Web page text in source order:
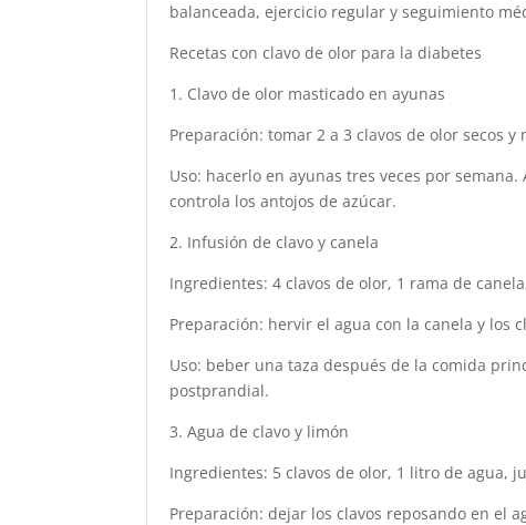
balanceada, ejercicio regular y seguimiento
Recetas con clavo de olor para la diabetes
1. Clavo de olor masticado en ayunas
Preparación: tomar 2 a 3 clavos de olor secos
Uso: hacerlo en ayunas tres veces por
controla los antojos de azúcar.
2. Infusión de clavo y canela
Ingredientes: 4 clavos de olor, 1 rama de
Preparación: hervir el agua con la canela y los
Uso: beber una taza después de la comida
postprandial.
3. Agua de clavo y limón
Ingredientes: 5 clavos de olor, 1 litro de agua,
Preparación: dejar los clavos reposando en el